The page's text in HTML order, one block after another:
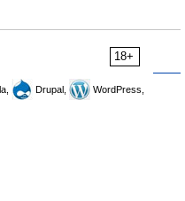
18+
Drupal,
WordPress,